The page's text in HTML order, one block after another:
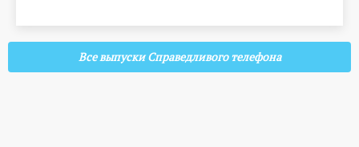
Все выпуски Справедливого телефона